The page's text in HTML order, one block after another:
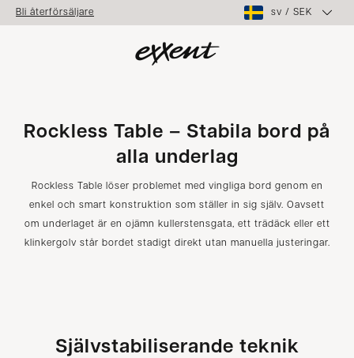
Bli återförsäljare sv / SEK
Rockless Table – Stabila bord på
alla underlag
Rockless Table löser problemet med vingliga bord genom en
enkel och smart konstruktion som ställer in sig själv. Oavsett
om underlaget är en ojämn kullerstensgata, ett trädäck eller ett
klinkergolv står bordet stadigt direkt utan manuella justeringar.
Självstabiliserande teknik